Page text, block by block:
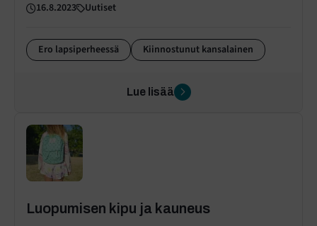
16.8.2023 Uutiset
Ero lapsiperheessä Kiinnostunut kansalainen
Lue lisää
Luopumisen kipu ja kauneus